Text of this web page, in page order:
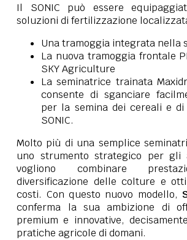
Il SONIC può essere
soluzioni di fertilizzazione
Una tramoggia integrata nella
La nuova tramoggia frontale
SKY Agriculture
La seminatrice trainata
consente di sganciare
per la semina dei cereali e
SONIC.
Molto più di una semplice
uno strumento strategico per gli
vogliono combinare
diversificazione delle colture e
costi. Con questo nuovo modello,
conferma la sua ambizione di
premium e innovative,
pratiche agricole di domani.